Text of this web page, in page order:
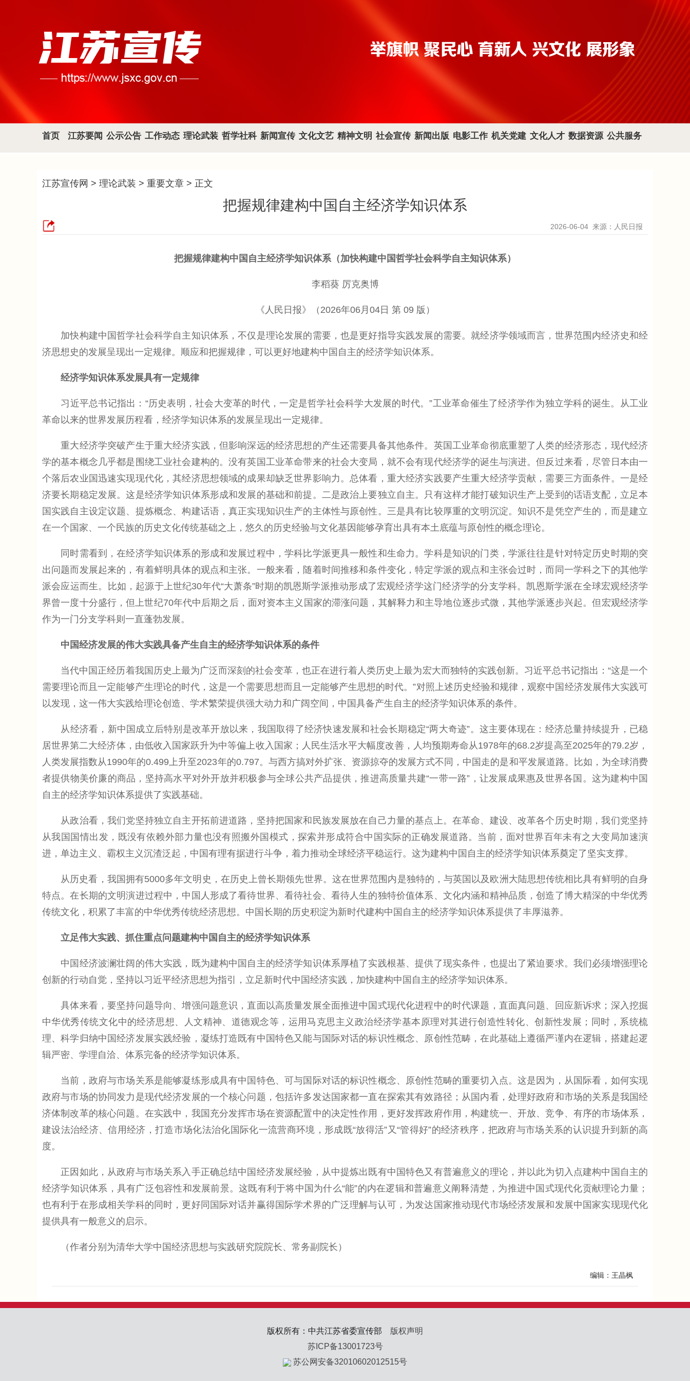
首页 江苏要闻 公示公告 工作动态 理论武装 哲学社科 新闻宣传 文化文艺 精神文明 社会宣传 新闻出版 电影工作 机关党建 文化人才 数据资源 公共服务
江苏宣传网 > 理论武装 > 重要文章 > 正文
把握规律建构中国自主经济学知识体系
2026-06-04 来源：人民日报
把握规律建构中国自主经济学知识体系（加快构建中国哲学社会科学自主知识体系）
李稻葵 厉克奥博
《人民日报》（2026年06月04日 第 09 版）
加快构建中国哲学社会科学自主知识体系，不仅是理论发展的需要，也是更好指导实践发展的需要。就经济学领域而言，世界范围内经济史和经
济思想史的发展呈现出一定规律。顺应和把握规律，可以更好地建构中国自主的经济学知识体系。
经济学知识体系发展具有一定规律
习近平总书记指出：“历史表明，社会大变革的时代，一定是哲学社会科学大发展的时代。”工业革命催生了经济学作为独立学科的诞生。从工业
革命以来的世界发展历程看，经济学知识体系的发展呈现出一定规律。
重大经济学突破产生于重大经济实践，但影响深远的经济思想的产生还需要具备其他条件。英国工业革命彻底重塑了人类的经济形态，现代经济
学的基本概念几乎都是围绕工业社会建构的。没有英国工业革命带来的社会大变局，就不会有现代经济学的诞生与演进。但反过来看，尽管日本由一
个落后农业国迅速实现现代化，其经济思想领域的成果却缺乏世界影响力。总体看，重大经济实践要产生重大经济学贡献，需要三方面条件。一是经
济要长期稳定发展。这是经济学知识体系形成和发展的基础和前提。二是政治上要独立自主。只有这样才能打破知识生产上受到的话语支配，立足本
国实践自主设定议题、提炼概念、构建话语，真正实现知识生产的主体性与原创性。三是具有比较厚重的文明沉淀。知识不是凭空产生的，而是建立
在一个国家、一个民族的历史文化传统基础之上，悠久的历史经验与文化基因能够孕育出具有本土底蕴与原创性的概念理论。
同时需看到，在经济学知识体系的形成和发展过程中，学科比学派更具一般性和生命力。学科是知识的门类，学派往往是针对特定历史时期的突
出问题而发展起来的，有着鲜明具体的观点和主张。一般来看，随着时间推移和条件变化，特定学派的观点和主张会过时，而同一学科之下的其他学
派会应运而生。比如，起源于上世纪30年代“大萧条”时期的凯恩斯学派推动形成了宏观经济学这门经济学的分支学科。凯恩斯学派在全球宏观经济学
界曾一度十分盛行，但上世纪70年代中后期之后，面对资本主义国家的滞涨问题，其解释力和主导地位逐步式微，其他学派逐步兴起。但宏观经济学
作为一门分支学科则一直蓬勃发展。
中国经济发展的伟大实践具备产生自主的经济学知识体系的条件
当代中国正经历着我国历史上最为广泛而深刻的社会变革，也正在进行着人类历史上最为宏大而独特的实践创新。习近平总书记指出：“这是一个
需要理论而且一定能够产生理论的时代，这是一个需要思想而且一定能够产生思想的时代。”对照上述历史经验和规律，观察中国经济发展伟大实践可
以发现，这一伟大实践给理论创造、学术繁荣提供强大动力和广阔空间，中国具备产生自主的经济学知识体系的条件。
从经济看，新中国成立后特别是改革开放以来，我国取得了经济快速发展和社会长期稳定“两大奇迹”。这主要体现在：经济总量持续提升，已稳
居世界第二大经济体，由低收入国家跃升为中等偏上收入国家；人民生活水平大幅度改善，人均预期寿命从1978年的68.2岁提高至2025年的79.2岁，
人类发展指数从1990年的0.499上升至2023年的0.797。与西方搞对外扩张、资源掠夺的发展方式不同，中国走的是和平发展道路。比如，为全球消费
者提供物美价廉的商品，坚持高水平对外开放并积极参与全球公共产品提供，推进高质量共建“一带一路”，让发展成果惠及世界各国。这为建构中国
自主的经济学知识体系提供了实践基础。
从政治看，我们党坚持独立自主开拓前进道路，坚持把国家和民族发展放在自己力量的基点上。在革命、建设、改革各个历史时期，我们党坚持
从我国国情出发，既没有依赖外部力量也没有照搬外国模式，探索并形成符合中国实际的正确发展道路。当前，面对世界百年未有之大变局加速演
进，单边主义、霸权主义沉渣泛起，中国有理有据进行斗争，着力推动全球经济平稳运行。这为建构中国自主的经济学知识体系奠定了坚实支撑。
从历史看，我国拥有5000多年文明史，在历史上曾长期领先世界。这在世界范围内是独特的，与英国以及欧洲大陆思想传统相比具有鲜明的自身
特点。在长期的文明演进过程中，中国人形成了看待世界、看待社会、看待人生的独特价值体系、文化内涵和精神品质，创造了博大精深的中华优秀
传统文化，积累了丰富的中华优秀传统经济思想。中国长期的历史积淀为新时代建构中国自主的经济学知识体系提供了丰厚滋养。
立足伟大实践、抓住重点问题建构中国自主的经济学知识体系
中国经济波澜壮阔的伟大实践，既为建构中国自主的经济学知识体系厚植了实践根基、提供了现实条件，也提出了紧迫要求。我们必须增强理论
创新的行动自觉，坚持以习近平经济思想为指引，立足新时代中国经济实践，加快建构中国自主的经济学知识体系。
具体来看，要坚持问题导向、增强问题意识，直面以高质量发展全面推进中国式现代化进程中的时代课题，直面真问题、回应新诉求；深入挖掘
中华优秀传统文化中的经济思想、人文精神、道德观念等，运用马克思主义政治经济学基本原理对其进行创造性转化、创新性发展；同时，系统梳
理、科学归纳中国经济发展实践经验，凝练打造既有中国特色又能与国际对话的标识性概念、原创性范畴，在此基础上遵循严谨内在逻辑，搭建起逻
辑严密、学理自洽、体系完备的经济学知识体系。
当前，政府与市场关系是能够凝练形成具有中国特色、可与国际对话的标识性概念、原创性范畴的重要切入点。这是因为，从国际看，如何实现
政府与市场的协同发力是现代经济发展的一个核心问题，包括许多发达国家都一直在探索其有效路径；从国内看，处理好政府和市场的关系是我国经
济体制改革的核心问题。在实践中，我国充分发挥市场在资源配置中的决定性作用，更好发挥政府作用，构建统一、开放、竞争、有序的市场体系，
建设法治经济、信用经济，打造市场化法治化国际化一流营商环境，形成既“放得活”又“管得好”的经济秩序，把政府与市场关系的认识提升到新的高
度。
正因如此，从政府与市场关系入手正确总结中国经济发展经验，从中提炼出既有中国特色又有普遍意义的理论，并以此为切入点建构中国自主的
经济学知识体系，具有广泛包容性和发展前景。这既有利于将中国为什么“能”的内在逻辑和普遍意义阐释清楚，为推进中国式现代化贡献理论力量；
也有利于在形成相关学科的同时，更好同国际对话并赢得国际学术界的广泛理解与认可，为发达国家推动现代市场经济发展和发展中国家实现现代化
提供具有一般意义的启示。
（作者分别为清华大学中国经济思想与实践研究院院长、常务副院长）
编辑：王晶枫
版权所有：中共江苏省委宣传部 版权声明
苏ICP备13001723号
苏公网安备32010602012515号